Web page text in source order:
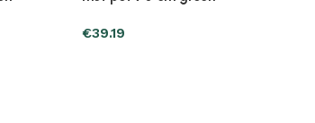
€68.59